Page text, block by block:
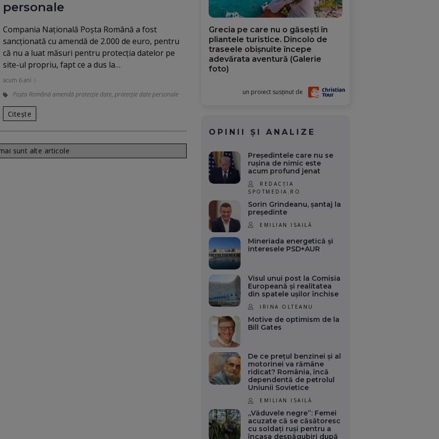
personale
Compania Națională Poșta Română a fost
sancționată cu amendă de 2.000 de euro, pentru
că nu a luat măsuri pentru protecția datelor pe
site-ul propriu, fapt ce a dus la…
acum 6 ani
Poșta Română amendă protecție date, protecție date personale
Citește
sunt alte articole
Grecia pe care nu o găsești în
pliantele turistice. Dincolo de
traseele obișnuite începe
adevărata aventură (Galerie
foto)
un proiect susținut de
OPINII ȘI ANALIZE
Președintele care nu se
rușina de nimic este
acum profund jenat
REDACȚIA
SPOTMEDIA.RO
Sorin Grindeanu, șantaj la
președinte
EMILIAN ISAILĂ
Mineriada energetică și
interesele PSD+AUR
Visul unui post la Comisia
Europeană și realitatea
din spatele ușilor închise
IRINA OLTEANU
Motive de optimism de la
Bill Gates
De ce prețul benzinei și al
motorinei va rămâne
ridicat? România, încă
dependentă de petrolul
Uniunii Sovietice
EMILIAN ISAILĂ
„Văduvele negre”: Femei
acuzate că se căsătoresc
cu soldați ruși pentru a
încasa despăgubiri după